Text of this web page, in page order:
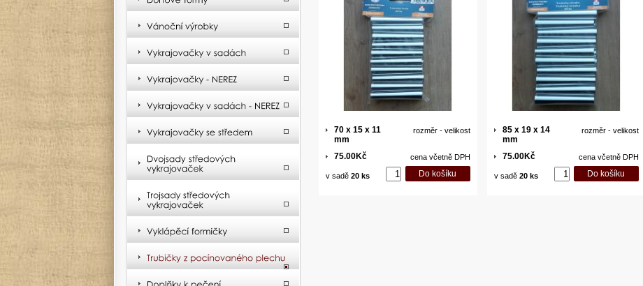
rozměr - velikost
70 x 15 x 11
mm
cena včetně DPH
75.00Kč
v sadě 20 ks
rozměr - velikost
85 x 19 x 14
mm
cena včetně DPH
75.00Kč
v sadě 20 ks